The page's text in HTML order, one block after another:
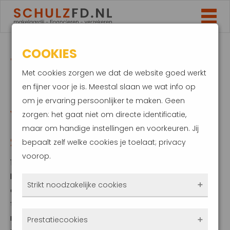
WONINGBRAND:
EERSTE HULP WORDT
VERZORGD DOOR
STICHTING SALVAGE
13 februari 2023
Een woningbrand is een nachtmerrie. Het is
dan lastig om het hoofd koel te houden,
terwijl er de eerste 24 uur na de brand veel
moet gebeuren. In die situatie biedt stichting
COOKIES
Met cookies zorgen we dat de website goed werkt
en fijner voor je is. Meestal slaan we wat info op
om je ervaring persoonlijker te maken. Geen
zorgen: het gaat niet om directe identificatie,
maar om handige instellingen en voorkeuren. Jij
bepaalt zelf welke cookies je toelaat; privacy
voorop.
Strikt noodzakelijke cookies
Prestatiecookies